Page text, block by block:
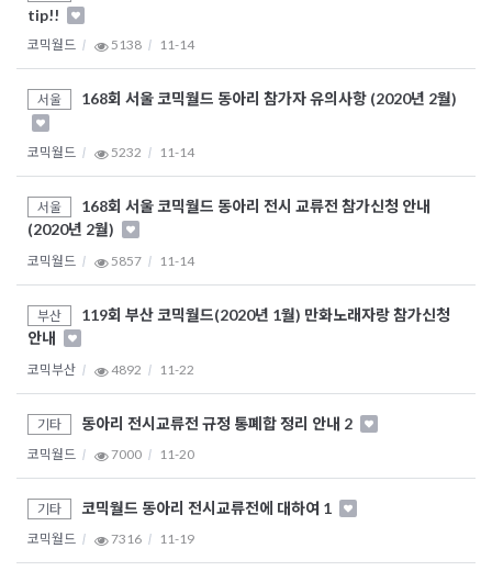
tip!!
코믹월드 5138 11-14
서울 168회 서울 코믹월드 동아리 참가자 유의사항 (2020년 2월)
코믹월드 5232 11-14
서울
168회 서울 코믹월드 동아리 전시 교류전 참가신청 안내
(2020년 2월)
코믹월드 5857 11-14
부산
119회 부산 코믹월드(2020년 1월) 만화노래자랑 참가신청
안내
코믹부산 4892 11-22
기타 동아리 전시교류전 규정 통폐합 정리 안내 2
코믹월드 7000 11-20
기타 코믹월드 동아리 전시교류전에 대하여 1
코믹월드 7316 11-19